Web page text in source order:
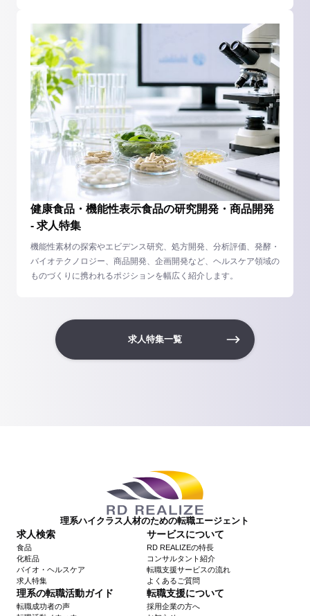
健康食品・機能性表示食品の研究開発・商品開発
- 求人特集
機能性素材の探索やエビデンス研究、処方開発、分析評価、発酵・
バイオテクノロジー、商品開発、企画開発など、ヘルスケア領域の
ものづくりに携われるポジションを幅広く紹介します。
求人特集一覧
理系ハイクラス人材のための転職エージェント
求人検索
食品
化粧品
バイオ・ヘルスケア
求人特集
サービスについて
RD REALIZEの特長
コンサルタント紹介
転職支援サービスの流れ
よくあるご質問
理系の転職活動ガイド
転職成功者の声
転職支援について
採用企業の方へ